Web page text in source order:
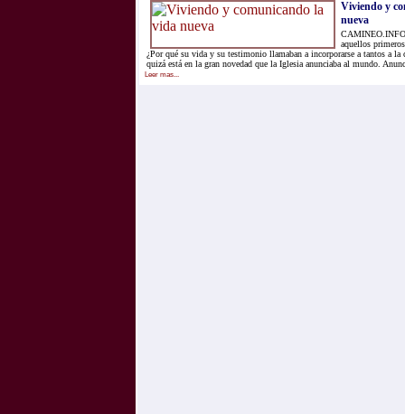
Viviendo y
nueva
aquellos
¿Por qué su vida y su testimonio llamaban a incorporarse a tantos a la
quizá está en la gran novedad que la Iglesia anunciaba al mundo.
Leer mas...